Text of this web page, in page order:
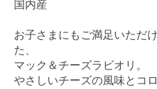
国内産
お子さまにもご満足いただ
た、
マック＆チーズラビオリ。
やさしいチーズの風味とコ